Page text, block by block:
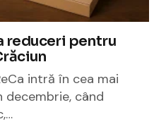
reduceri pentru
intră în cea mai
decembrie, când